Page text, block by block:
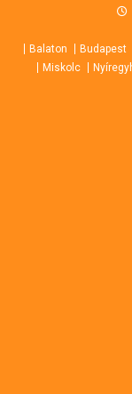
contentBalaton Budapest
Miskolc